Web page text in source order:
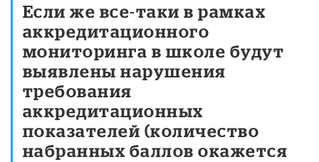
Если же все-таки в рамках
аккредитационного
мониторинга в школе будут
выявлены нарушения
требования
аккредитационных
показателей (количество
набранных баллов окажется